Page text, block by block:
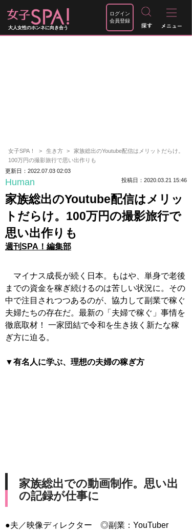
大人女性のホンネに向き合う
ログイン
会員登録
女子SPA！ 生き方
家族総出のYoutube配信はメリットだらけ。
100万円の撮影旅行で思い出作りも
更新日：2022.07.03 02:03
Human 投稿日：2020.03.21 15:46
家族総出のYoutube配信はメリッ
トだらけ。100万円の撮影旅行で
思い出作りも
週刊SPA！編集部
マイナス成長が続く日本。もはや、単身で老後
までの資金を稼ぎ続けるのは苦しい状況に。その
中で注目されつつあるのが、協力して副業で稼ぐ
夫婦たちの存在だ。最新の「夫婦で稼ぐ」事情を
徹底取材！ 一家団結で令和を生き抜く新たな稼
ぎ方に迫る。
▼有名人に学ぶ、理想の夫婦の稼ぎ方
家族総出での動画制作。思い出
の記録が仕事に
●夫／映像ディレクター ◎副業：YouTuber